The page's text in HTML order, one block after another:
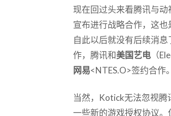
现在回过头来看腾讯与
宣布进行战略合作，这也
自此以后就没有后续消
作，腾讯和美国艺电（
网易<NTES.O>签约合作。
当然，Kotick无法忽视腾
一些新的游戏授权协议